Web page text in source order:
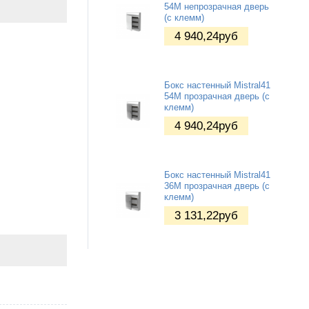
54М непрозрачная дверь
(c клемм)
4 940,24руб
Бокс настенный Mistral41
54М прозрачная дверь (c
клемм)
4 940,24руб
Бокс настенный Mistral41
36М прозрачная дверь (c
клемм)
3 131,22руб